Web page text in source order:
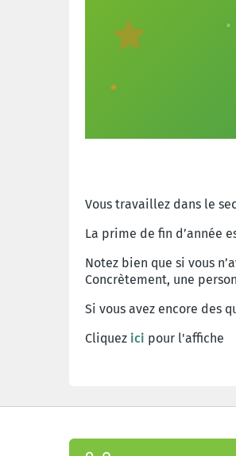
Vous travaillez dans le
La prime de fin d’année
Notez bien que si vous
Concrètement, une
Si vous avez encore des
Cliquez ici pour l'affiche